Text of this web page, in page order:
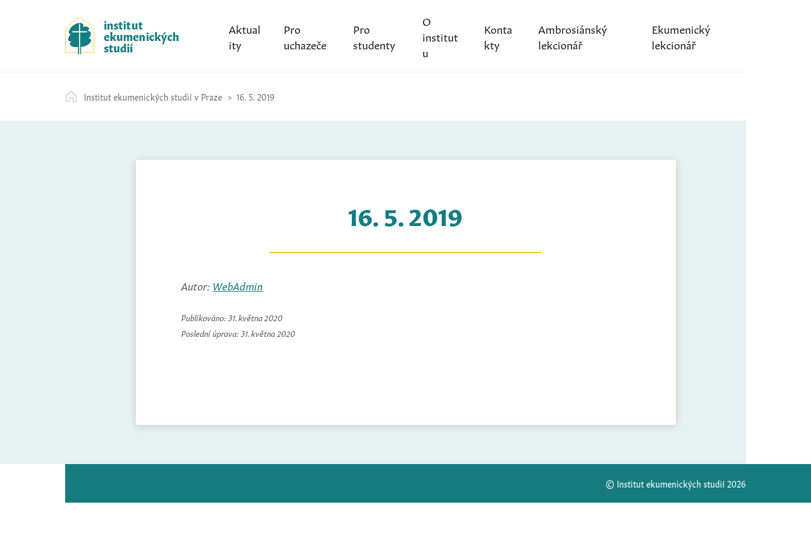
k
i
p
t
c
o
institut
ekumenických
studií
Aktual
ity
Pro
uchazeče
Pro
studenty
O
institut
u
Konta
kty
Ambrosiánský
lekcionář
Ekumenický
lekcionář
Institut ekumenických studií v Praze 16. 5. 2019
16. 5. 2019
Autor: WebAdmin
Publikováno: 31. května 2020
Poslední úprava: 31. května 2020
© Institut ekumenických studií 2026